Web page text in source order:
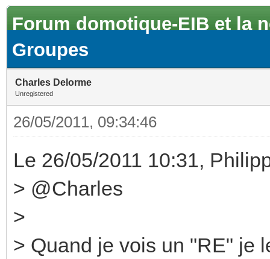
Forum domotique-EIB et la
Groupes
Charles Delorme
Unregistered
26/05/2011, 09:34:46
Le 26/05/2011 10:31,
> @Charles
>
> Quand je vois un "RE" je